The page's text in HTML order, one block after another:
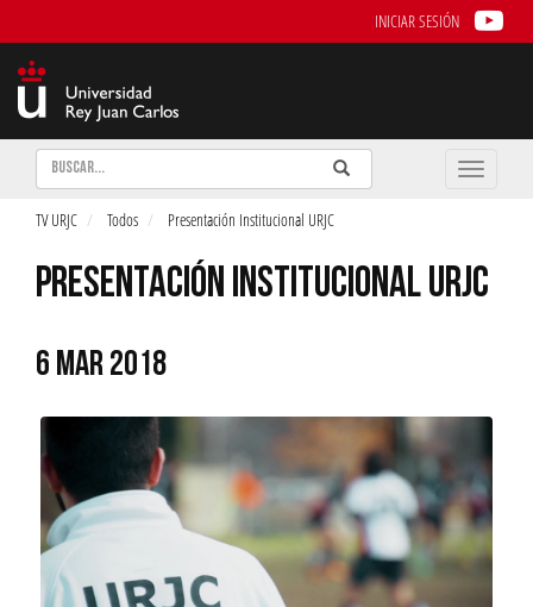
INICIAR SESIÓN
Buscar Enviar
Buscar
Toggle
TV URJC Todos Presentación Institucional URJC
PRESENTACIÓN INSTITUCIONAL URJC
6 MAR 2018